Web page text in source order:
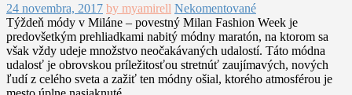
24 novembra, 2017 by myamirell Nekomentované
Týždeň módy v Miláne – povestný Milan Fashion Week je
predovšetkým prehliadkami nabitý módny maratón, na ktorom sa
však vždy udeje množstvo neočakávaných udalostí. Táto módna
udalosť je obrovskou príležitosťou stretnúť zaujímavých, nových
ľudí z celého sveta a zažiť ten módny ošial, ktorého atmosférou je